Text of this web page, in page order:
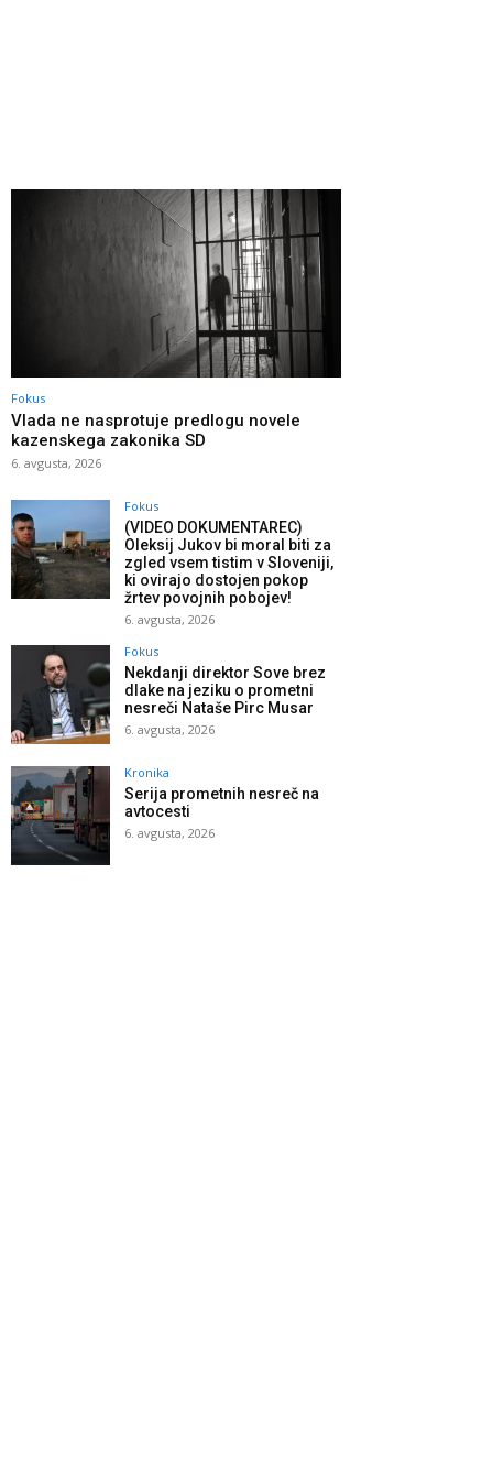
Fokus
Vlada ne nasprotuje predlogu novele
kazenskega zakonika SD
6. avgusta, 2026
Fokus
(VIDEO DOKUMENTAREC)
Oleksij Jukov bi moral biti za
zgled vsem tistim v Sloveniji,
ki ovirajo dostojen pokop
žrtev povojnih pobojev!
6. avgusta, 2026
Fokus
Nekdanji direktor Sove brez
dlake na jeziku o prometni
nesreči Nataše Pirc Musar
6. avgusta, 2026
Kronika
Serija prometnih nesreč na
avtocesti
6. avgusta, 2026